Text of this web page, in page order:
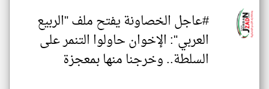
#عاجل الخصاونة يفتح ملف "الربيع
العربي": الإخوان حاولوا التنمر على
السلطة.. وخرجنا منها بمعجزة